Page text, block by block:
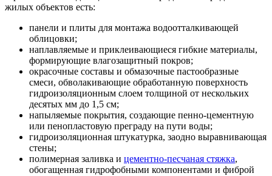
жилых объектов есть:
панели и плиты для монтажа водоотталкивающей
облицовки;
наплавляемые и приклеивающиеся гибкие материалы,
формирующие влагозащитный покров;
окрасочные составы и обмазочные пастообразные
смеси, обволакивающие обработанную поверхность
гидроизоляционным слоем толщиной от нескольких
десятых мм до 1,5 см;
напыляемые покрытия, создающие пенно-цементную
или пенопластовую преграду на пути воды;
гидроизоляционная штукатурка, заодно выравнивающая
стены;
полимерная заливка и цементно-песчаная стяжка,
обогащенная гидрофобными компонентами и фиброй